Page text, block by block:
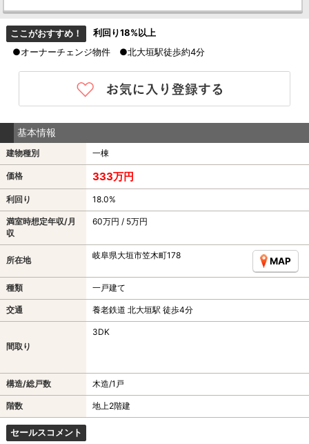
ここがおすすめ！
利回り18%以上
●オーナーチェンジ物件 ●北大垣駅徒歩約4分
基本情報
建物種別 一棟
価格 333万円
利回り 18.0%
満室時想定年収/月
収
60万円 / 5万円
所在地 岐阜県大垣市笠木町178
MAP
種類 一戸建て
交通 養老鉄道 北大垣駅 徒歩4分
間取り
3DK
構造/総戸数 木造/1戸
階数 地上2階建
セールスコメント